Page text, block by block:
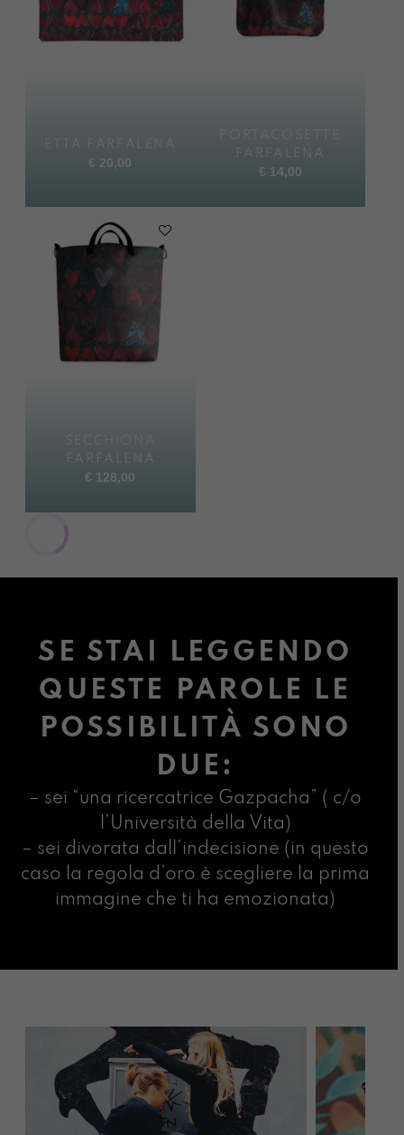
ETTA FARFALENA
€ 20,00
PORTACOSETTE
FARFALENA
€ 14,00
FARFALENA
€ 128,00
SE STAI LEGGENDO
QUESTE PAROLE LE
POSSIBILITÀ SONO
DUE:
– sei “una ricercatrice Gazpacha” ( c/o
l’Università della Vita)
– sei divorata dall’indecisione (in questo
caso la regola d’oro è scegliere la prima
immagine che ti ha emozionata)